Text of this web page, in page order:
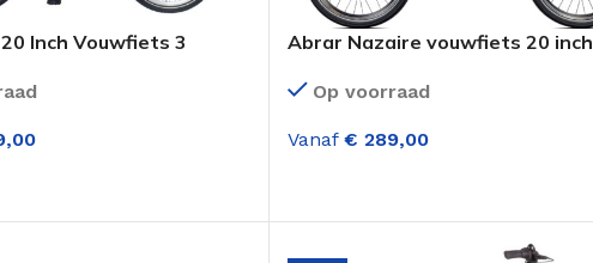
Inch Vouwfiets 3
Abrar Nazaire vouwfiets 20 inch
Op voorraad
Vanaf € 289,00